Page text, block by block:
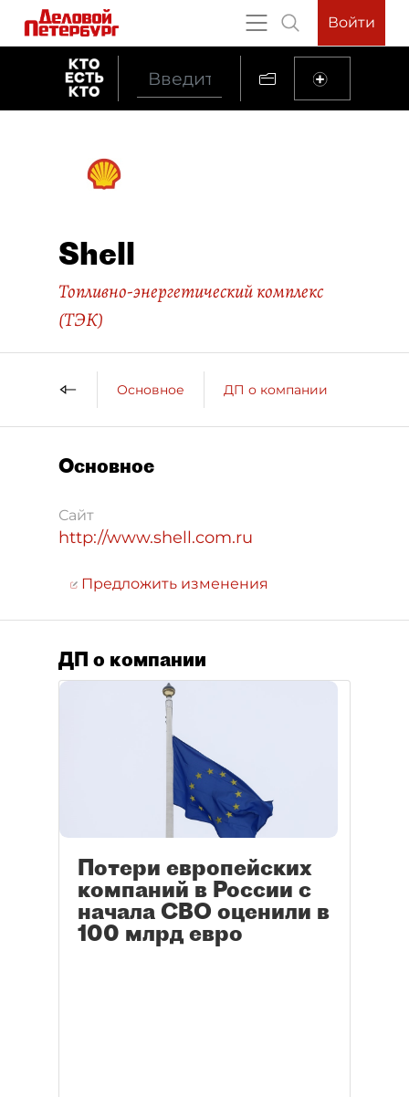
Войти
Shell
Топливно-энергетический комплекс
(ТЭК)
Основное ДП о компании
Основное
Сайт
http://www.shell.com.ru
Предложить изменения
ДП о компании
Потери европейских
компаний в России с
начала СВО оценили в
100 млрд евро